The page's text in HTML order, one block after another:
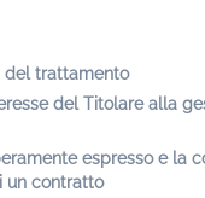
del trattamento
del Titolare alla
espresso e la
un contratto